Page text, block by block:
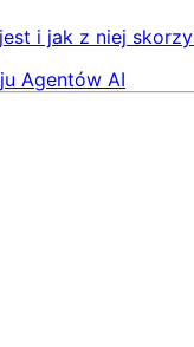
i jak z niej
Agentów AI